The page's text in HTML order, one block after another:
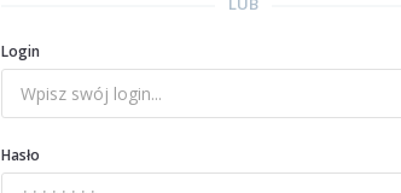
Login
Hasło